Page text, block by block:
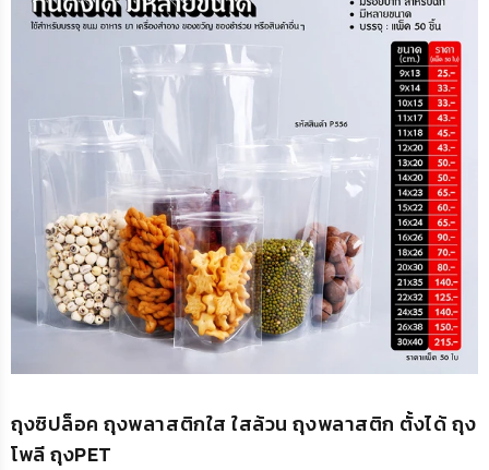
ถุงซิปล็อค ถุงพลาสติกใส ใสล้วน ถุงพลาสติก ตั้งได้ ถุง
โพลี ถุงPET